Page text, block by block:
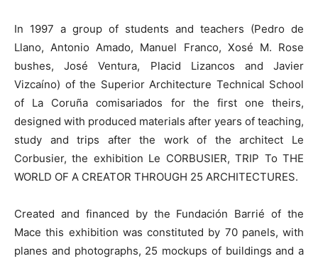
In 1997 a group of students and teachers (Pedro de
Llano, Antonio Amado, Manuel Franco, Xosé M. Rose
bushes, José Ventura, Placid Lizancos and Javier
Vizcaíno) of the Superior Architecture Technical School
of La Coruña comisariados for the first one theirs,
designed with produced materials after years of teaching,
study and trips after the work of the architect Le
Corbusier, the exhibition Le CORBUSIER, TRIP To THE
WORLD OF A CREATOR THROUGH 25 ARCHITECTURES.
Created and financed by the Fundación Barrié of the
Mace this exhibition was constituted by 70 panels, with
planes and photographs, 25 mockups of buildings and a